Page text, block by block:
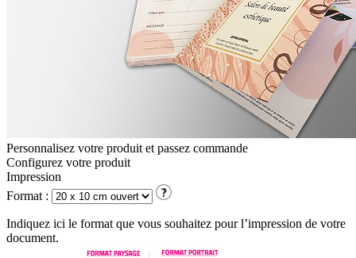
Personnalisez votre produit et passez commande
Configurez votre produit
Impression
Format :
Indiquez ici le format que vous souhaitez pour l’impression de votre
document.